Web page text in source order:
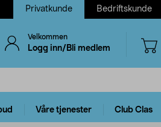
Privatkunde Bedriftskunde
Velkommen
Logg inn/Bli medlem
Våre tjenester Club Clas